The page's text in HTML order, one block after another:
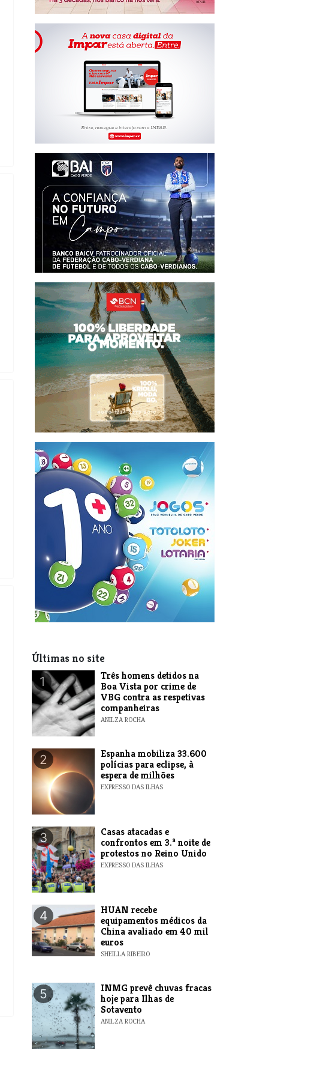
Últimas no site
1
Três homens detidos na
Boa Vista por crime de
VBG contra as respetivas
companheiras
ANILZA ROCHA
2
Espanha mobiliza 33.600
polícias para eclipse, à
espera de milhões
EXPRESSO DAS ILHAS
3
Casas atacadas e
confrontos em 3.ª noite de
protestos no Reino Unido
EXPRESSO DAS ILHAS
4
HUAN recebe
equipamentos médicos da
China avaliado em 40 mil
euros
SHEILLA RIBEIRO
5
INMG prevê chuvas fracas
hoje para Ilhas de
Sotavento
ANILZA ROCHA